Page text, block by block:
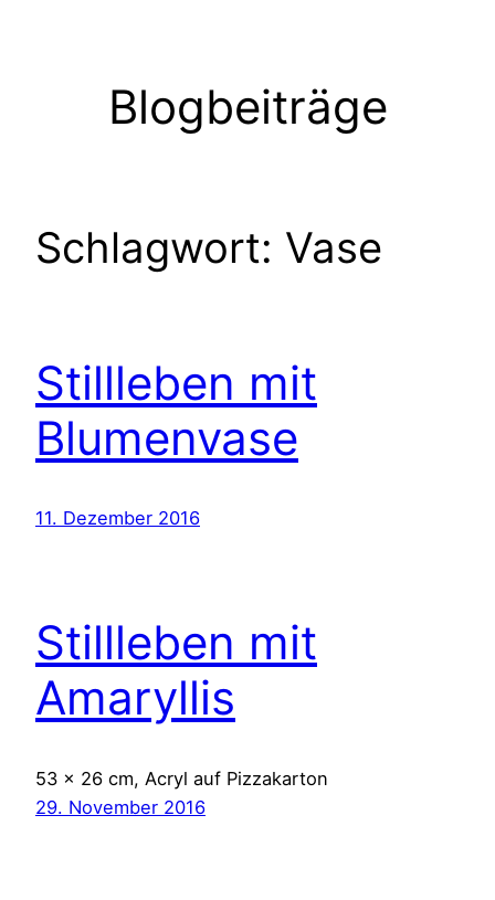
Blogbeiträge
Schlagwort: Vase
Stillleben mit
Blumenvase
11. Dezember 2016
Stillleben mit
Amaryllis
53 x 26 cm, Acryl auf Pizzakarton
29. November 2016